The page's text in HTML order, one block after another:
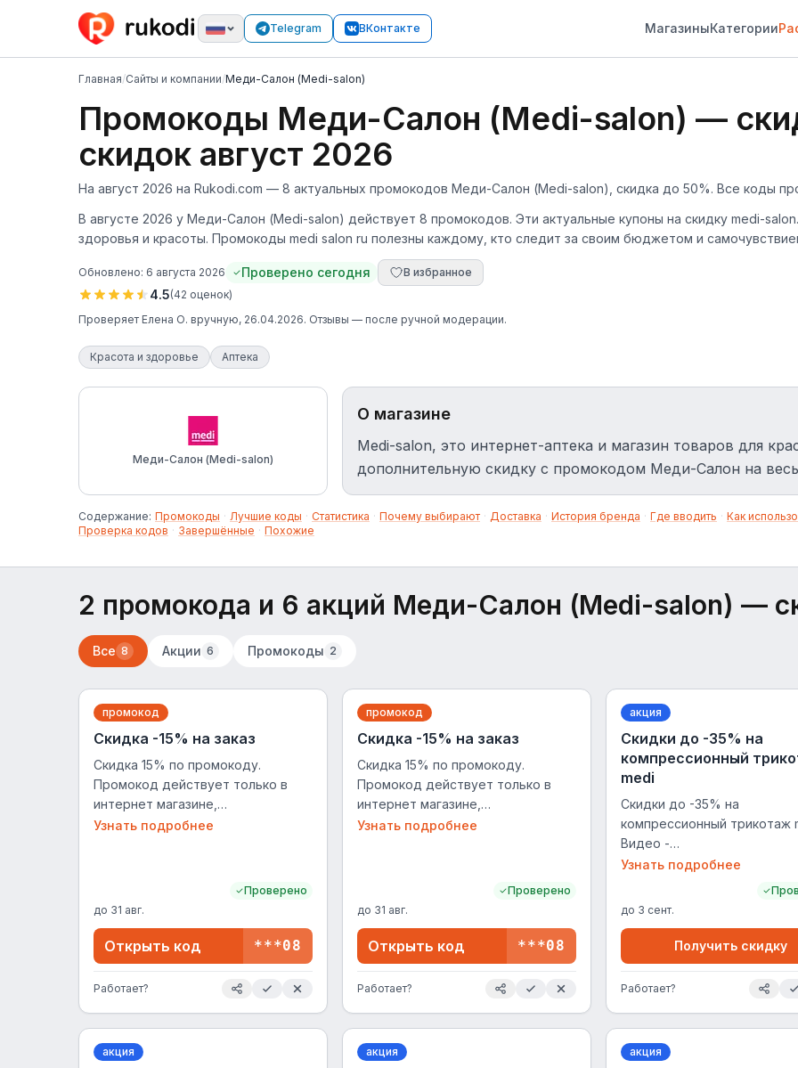
Telegram ВКонтакте МагазиныКатегории
Главная/Сайты и компании/Меди-Салон (Medi-salon)
Промокоды Меди-Салон (Medi-salon) —
скидок август 2026
На август 2026 на Rukodi.com — 8 актуальных промокодов Меди-Салон (Medi-salon), скидка до 50%. Все коды
В августе 2026 у Меди-Салон (Medi-salon) действует 8 промокодов. Эти актуальные купоны на скидку medi-
здоровья и красоты. Промокоды medi salon ru полезны каждому, кто следит за своим бюджетом и
Обновлено: 6 августа 2026 Проверено сегодня В избранное
4.5(42 оценок)
Проверяет Елена О. вручную, 26.04.2026. Отзывы — после ручной модерации.
Красота и здоровье Аптека
Меди-Салон (Medi-salon)
О магазине
Medi-salon, это интернет-аптека и магазин товаров для
дополнительную скидку с промокодом Меди-Салон на
Содержание: Промокоды · Лучшие коды · Статистика · Почему выбирают · Доставка · История бренда · Где вводить · Как
Проверка кодов · Завершённые · Похожие
2 промокода и 6 акций Меди-Салон (Medi-salon) —
Все 8 Акции 6 Промокоды 2
промокод
Скидка -15% на заказ
Скидка 15% по промокоду.
Промокод действует только в
интернет магазине,
распространяется на весь
salon.ru/upload/content/about/loyalty/1.pdf),
Узнать подробнее
Проверено
до 31 авг.
Открыть код ***08
Работает?
промокод
Скидка -15% на заказ
Скидка 15% по промокоду.
Промокод действует только в
интернет магазине,
распространяется на весь
salon.ru/upload/content/about/loyalty/1.pdf),
Узнать подробнее
Проверено
до 31 авг.
Открыть код ***08
Работает?
акция
Скидки до -35% на
компрессионный
medi
Скидки до -35% на
компрессионный трикотаж
Видео -
https://disk.360.yandex.ru/i/
Узнать подробнее
до 3 сент.
Получить скидку
Работает?
акция акция акция